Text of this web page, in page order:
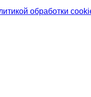
обработки